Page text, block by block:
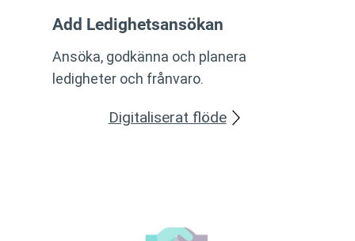
Add Ledighetsansökan
Ansöka, godkänna och planera
ledigheter och frånvaro.
Digitaliserat flöde